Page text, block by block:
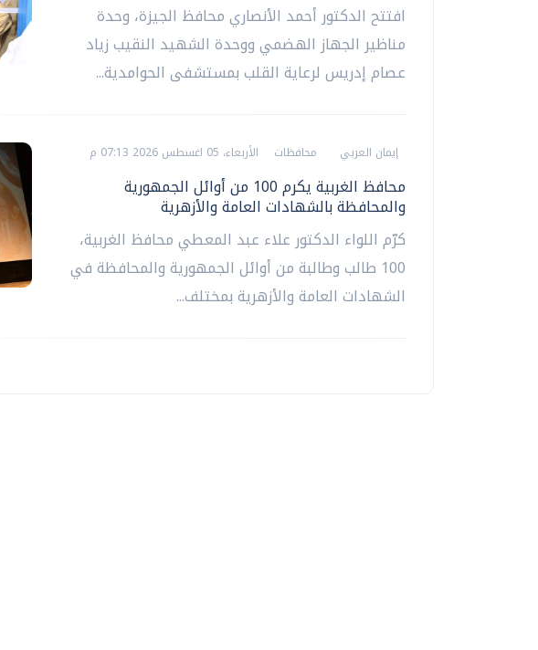
افتتح الدكتور أحمد الأنصاري محافظ الجيزة، وحدة
مناظير الجهاز الهضمي ووحدة الشهيد النقيب زياد
عصام إدريس لرعاية القلب بمستشفى الحوامدية...
إيمان العربي محافظات الأربعاء، 05 اغسطس 2026 07:13 م
محافظ الغربية يكرم 100 من أوائل الجمهورية
والمحافظة بالشهادات العامة والأزهرية
كرّم اللواء الدكتور علاء عبد المعطي محافظ الغربية،
100 طالب وطالبة من أوائل الجمهورية والمحافظة في
الشهادات العامة والأزهرية بمختلف...